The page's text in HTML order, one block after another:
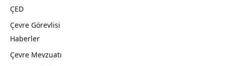
ÇED
Çevre Görevlisi
Haberler
Çevre Mevzuatı